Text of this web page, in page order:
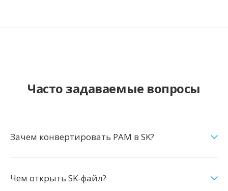
Часто задаваемые вопросы
Зачем конвертировать PAM в SK?
Чем открыть SK-файл?